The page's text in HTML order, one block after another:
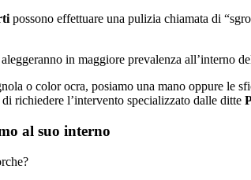
possono effettuare una pulizia chiamata di
in maggiore prevalenza all’interno
o color ocra, posiamo una mano oppure le
richiedere l’intervento specializzato dalle ditte
al suo interno